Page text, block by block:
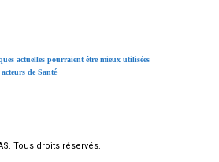
actuelles pourraient être mieux utilisées
de Santé
Tous droits réservés.